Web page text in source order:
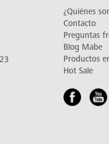
¿Quiénes
Contacto
Preguntas
Blog Mabe
Productos
Hot Sale